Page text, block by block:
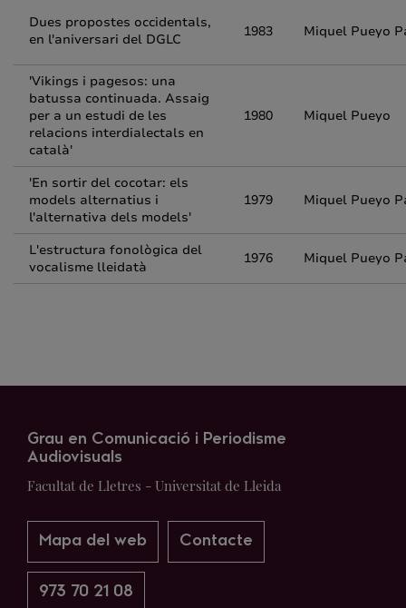
Dues propostes occidentals,
en l'aniversari del DGLC
1983 Miquel Pueyo
'Vikings i pagesos: una
batussa continuada. Assaig
per a un estudi de les
relacions interdialectals en
català'
1980 Miquel Pueyo
'En sortir del cocotar: els
models alternatius i
l'alternativa dels models'
1979 Miquel Pueyo
L'estructura fonològica del
vocalisme lleidatà
1976 Miquel Pueyo
Grau en Comunicació i Periodisme
Audiovisuals
Facultat de Lletres - Universitat de Lleida
Mapa del web Contacte
973 70 21 08